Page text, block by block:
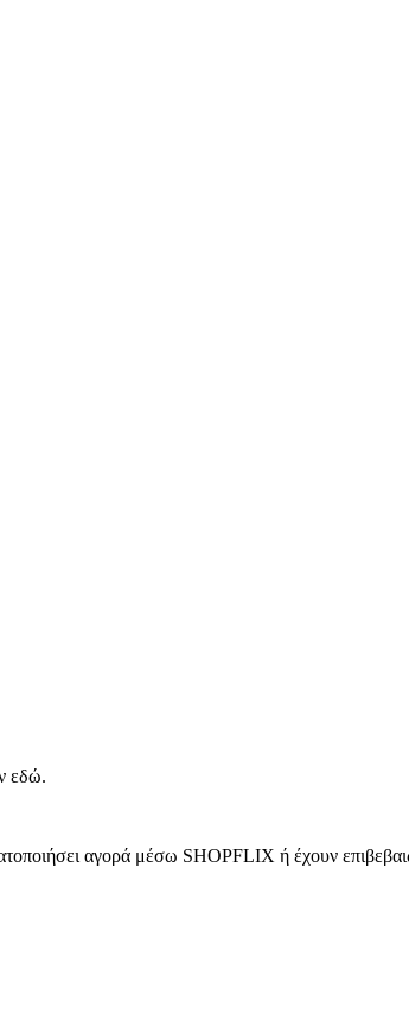
εδώ.
αγορά μέσω SHOPFLIX ή έχουν